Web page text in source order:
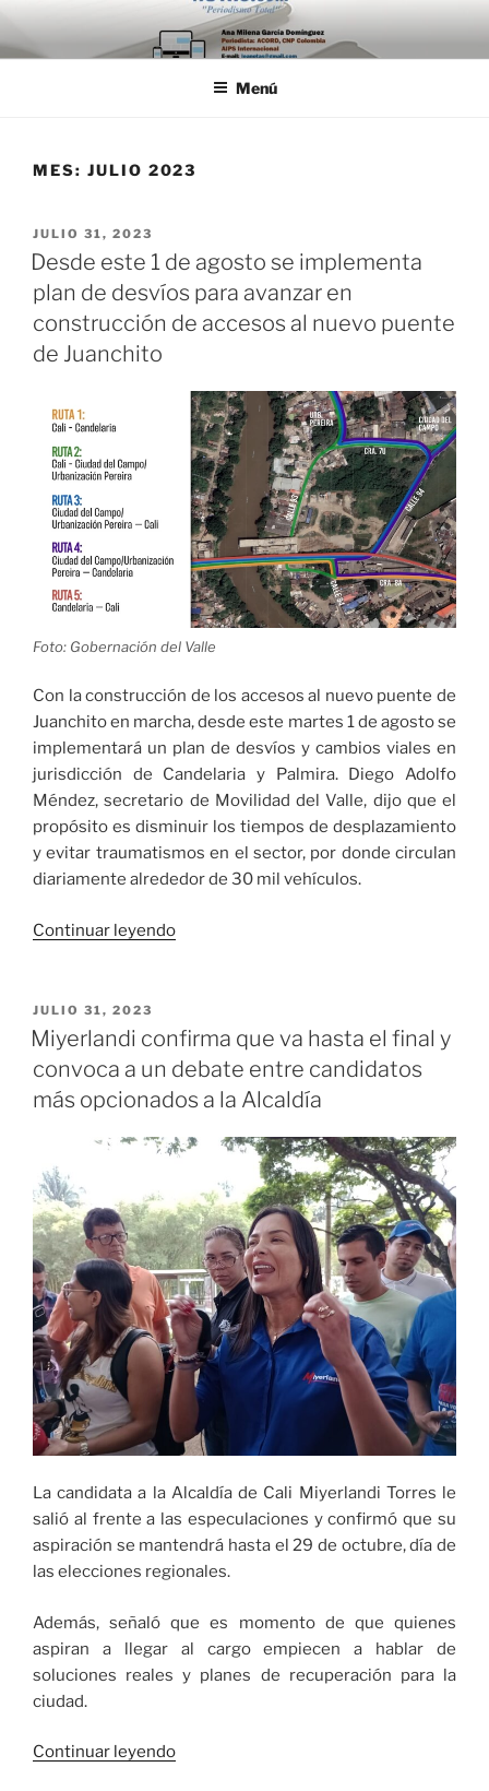
Saltar
al
contenido
Menú
MES: JULIO 2023
PUBLICADO
EL
JULIO 31, 2023
Desde este 1 de agosto se implementa
plan de desvíos para avanzar en
construcción de accesos al nuevo puente
de Juanchito
Foto: Gobernación del Valle
Con la construcción de los accesos al nuevo puente de
Juanchito en marcha, desde este martes 1 de agosto se
implementará un plan de desvíos y cambios viales en
jurisdicción de Candelaria y Palmira. Diego Adolfo
Méndez, secretario de Movilidad del Valle, dijo que el
propósito es disminuir los tiempos de desplazamiento
y evitar traumatismos en el sector, por donde circulan
diariamente alrededor de 30 mil vehículos.
Continuar leyendo«Desde
agosto
se
plan
de
para
avanzar
en
construcción
de
accesos
al
nuevo
puente
Juanchito»
PUBLICADO
EL
JULIO 31, 2023
Miyerlandi confirma que va hasta el final y
convoca a un debate entre candidatos
más opcionados a la Alcaldía
La candidata a la Alcaldía de Cali Miyerlandi Torres le
salió al frente a las especulaciones y confirmó que su
aspiración se mantendrá hasta el 29 de octubre, día de
las elecciones regionales.
Además, señaló que es momento de que quienes
aspiran a llegar al cargo empiecen a hablar de
soluciones reales y planes de recuperación para la
ciudad.
Continuar leyendo«Miyerlandi